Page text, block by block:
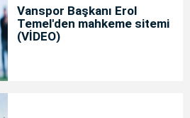
Vanspor Başkanı Erol
Temel'den mahkeme sitemi
(VİDEO)